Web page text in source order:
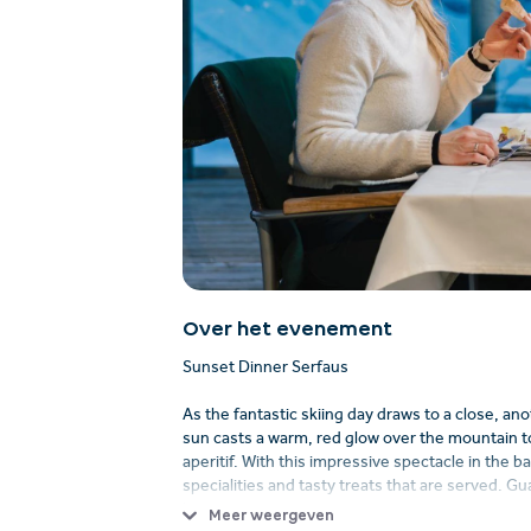
Over het evenement
Sunset Dinner Serfaus
As the fantastic skiing day draws to a close,
sun casts a warm, red glow over the mountain
aperitif. With this impressive spectacle in the
specialities and tasty treats that are served.
best.Meer weergeven